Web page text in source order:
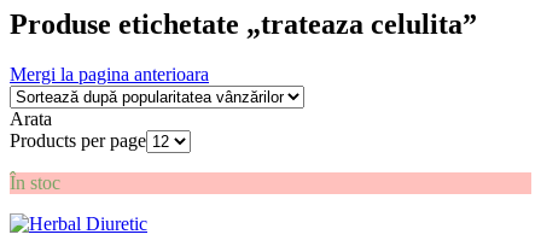
Produse etichetate „trateaza celulita”
Mergi la pagina anterioara
Arata
Products per page
În stoc